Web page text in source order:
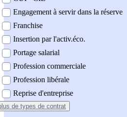
Engagement à servir dans la réserve
Franchise
Insertion par l'activ.éco.
Portage salarial
Profession commerciale
Profession libérale
Reprise d'entreprise
de types de contrat